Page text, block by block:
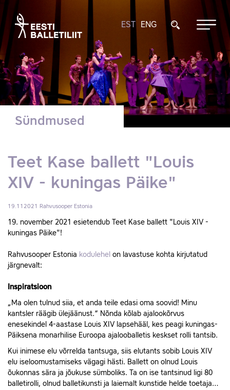
EST ENG
Sündmused
Teet Kase ballett "Louis
XIV - kuningas Päike"
19.112021 Rahvusooper Estonia
19. november 2021 esietendub Teet Kase ballett "Louis XIV -
kuningas Päike"!
Rahvusooper Estonia kodulehel on lavastuse kohta kirjutatud
järgnevalt:
Inspiratsioon
„Ma olen tulnud siia, et anda teile edasi oma soovid! Minu
kantsler räägib ülejäänust.“ Nõnda kõlab ajalookõrvus
enesekindel 4-aastase Louis XIV lapsehääl, kes peagi kuningas-
Päiksena monarhilise Euroopa ajalooballetis keskset rolli tantsib.
Kui inimese elu võrrelda tantsuga, siis elutants sobib Louis XIV
elu iseloomustamiseks vägagi hästi. Ballett on olnud Louis
õukonnas sära ja jõukuse sümboliks. Ta on ise tantsinud ligi 80
balletirolli, olnud balletikunsti ja laiemalt kunstide helde toetaja…